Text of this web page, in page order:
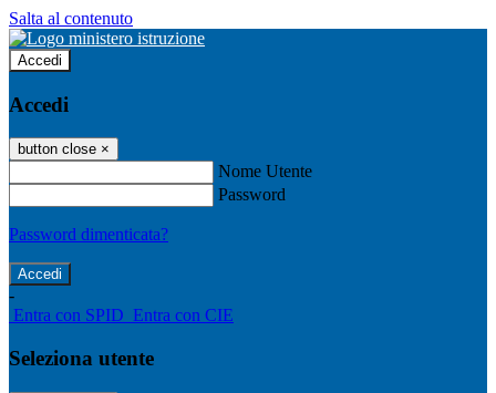
Salta al contenuto
Accedi
Accedi
button close ×
Nome Utente
Password
Password dimenticata?
-
Entra con SPID Entra con CIE
Seleziona utente